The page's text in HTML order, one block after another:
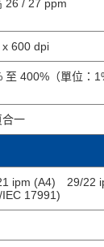
26 / 27 ppm
600 dpi
至 400%（單位：
合一
ipm (A4) 29/22
IEC 17991)